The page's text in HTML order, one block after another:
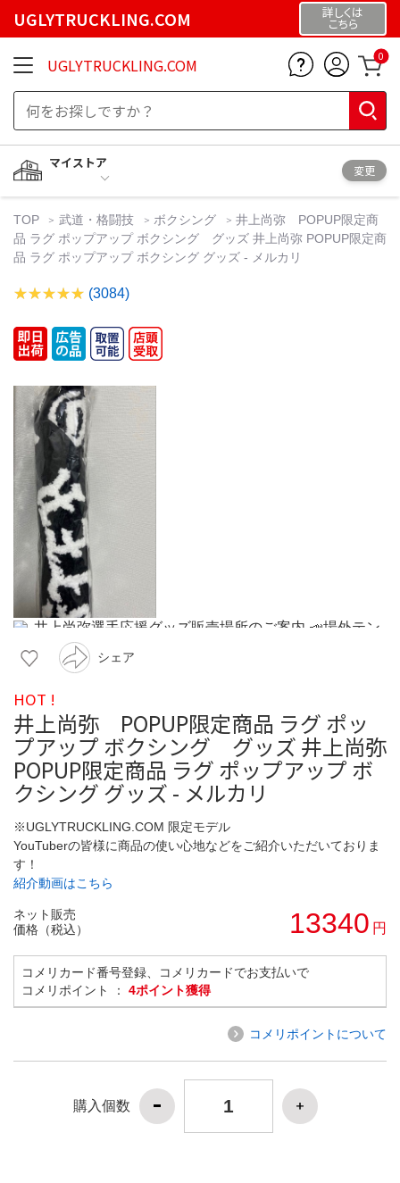
UGLYTRUCKLING.COM 詳しくは
こちら
UGLYTRUCKLING.COM 0
マイストア
変更
TOP 武道・格闘技 ボクシング
井上尚弥 POPUP限定商
品 ラグ ポップアップ ボクシング グッズ 井上尚弥 POPUP限定商
品 ラグ ポップアップ ボクシング グッズ - メルカリ
(3084)
シェア
HOT !
井上尚弥 POPUP限定商品 ラグ ポッ
プアップ ボクシング グッズ 井上尚弥
POPUP限定商品 ラグ ポップアップ ボ
クシング グッズ - メルカリ
※UGLYTRUCKLING.COM 限定モデル
YouTuberの皆様に商品の使い心地などをご紹介いただいておりま
す！
紹介動画はこちら
ネット販売
価格（税込）
13340 円
コメリカード番号登録、コメリカードでお支払いで
コメリポイント ： 4ポイント獲得
コメリポイントについて
購入個数